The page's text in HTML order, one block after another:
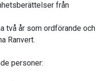
från
två år som ordförande och
Ranvert.
personer: